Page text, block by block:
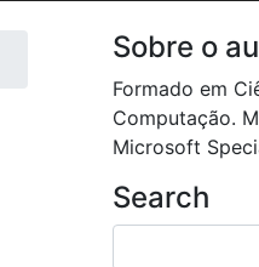
Sobre o
Formado em
Computação.
Microsoft
Search